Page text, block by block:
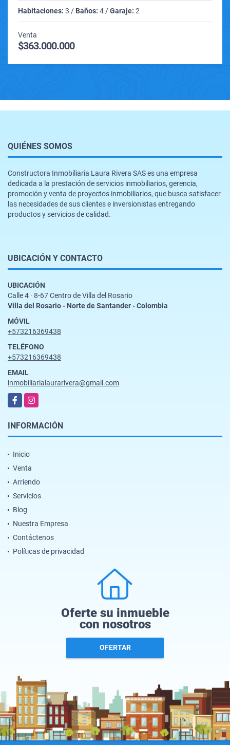
Habitaciones: 3 / Baños: 4 /Garaje: 2
Venta
$363.000.000
QUIÉNES SOMOS
Constructora Inmobiliaria Laura Rivera SAS es una empresa
dedicada a la prestación de servicios inmobiliarios, gerencia,
promoción y venta de proyectos inmobiliarios, que busca satisfacer
las necesidades de sus clientes e inversionistas entregando
productos y servicios de calidad.
UBICACIÓN Y CONTACTO
UBICACIÓN
Calle 4 · 8-67 Centro de Villa del Rosario
Villa del Rosario - Norte de Santander - Colombia
MÓVIL
+573216369438
TELÉFONO
+573216369438
EMAIL
inmobiliarialaurarivera@gmail.com
FacebookInstagram
INFORMACIÓN
Inicio
Venta
Arriendo
Servicios
Blog
Nuestra Empresa
Contáctenos
Políticas de privacidad
Oferte su inmueble
con nosotros
OFERTAR